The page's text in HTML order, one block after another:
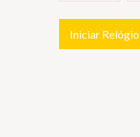
Iniciar Relógio